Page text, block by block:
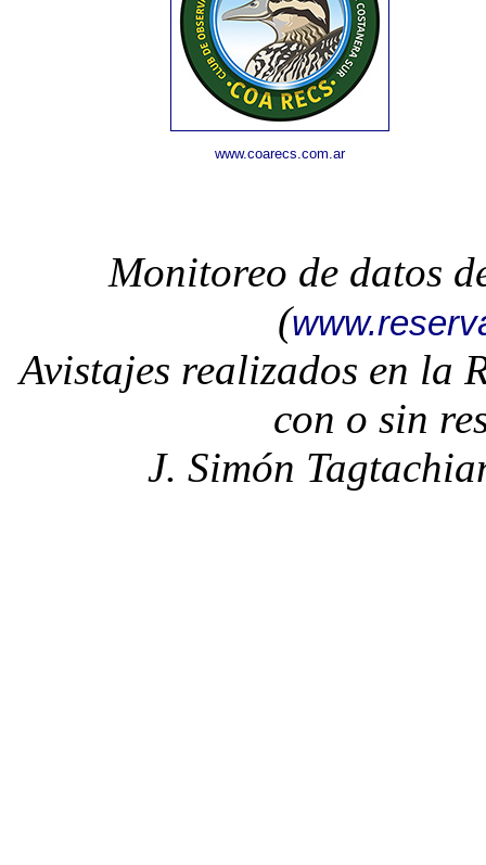
www.coarecs.com.ar
Monitoreo de datos
(
Avistajes realizados en la
con o sin
J. Simón